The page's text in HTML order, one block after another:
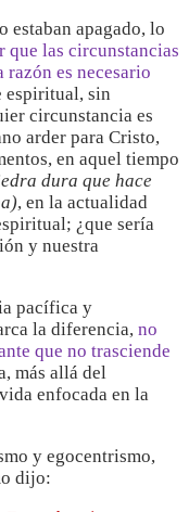
estaban apagado, lo
que las circunstancias
es necesario
espiritual, sin
circunstancia es
arder para Cristo,
en aquel tiempo
dura que hace
, en la actualidad
¿que sería
y nuestra
pacífica y
la diferencia, no
que no trasciende
más allá del
enfocada en la
y egocentrismo,
dijo: